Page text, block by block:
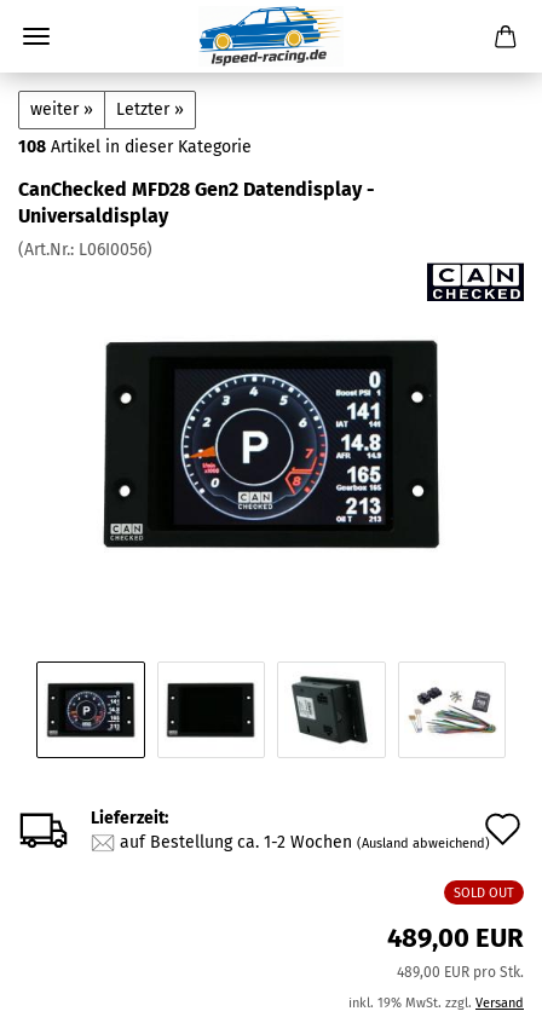
weiter »
Letzter »
108 Artikel in dieser Kategorie
CanChecked MFD28 Gen2 Datendisplay -
Universaldisplay
(Art.Nr.: L06I0056)
Lieferzeit:
auf Bestellung ca. 1-2 Wochen (Ausland abweichend)
SOLD OUT
489,00 EUR
489,00 EUR pro Stk.
inkl. 19% MwSt. zzgl. Versand